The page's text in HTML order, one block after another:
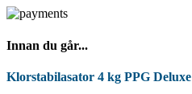
Innan du går...
Klorstabilasator 4 kg PPG Deluxe